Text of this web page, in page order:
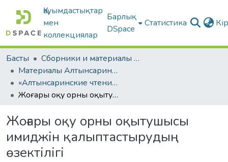
Қауымдастықтар
мен
коллекциялар
Барлық
DSpace
Статистика
Басты
Сборники и материалы конференций
Материалы Алтынсаринских педагогических чтений
«Алтынсаринские чтения интеграция педвуза и образовательных организаций по внедрению инноваций в практику». Часть I
Жоғары оқу орны оқытушысы имиджін қалыптастырудың өзектілігі
Жоғары оқу орны оқытушысы
имиджін қалыптастырудың
өзектілігі